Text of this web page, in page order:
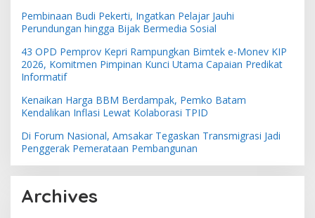
Pembinaan Budi Pekerti, Ingatkan Pelajar Jauhi
Perundungan hingga Bijak Bermedia Sosial
43 OPD Pemprov Kepri Rampungkan Bimtek e-Monev KIP
2026, Komitmen Pimpinan Kunci Utama Capaian Predikat
Informatif
Kenaikan Harga BBM Berdampak, Pemko Batam
Kendalikan Inflasi Lewat Kolaborasi TPID
Di Forum Nasional, Amsakar Tegaskan Transmigrasi Jadi
Penggerak Pemerataan Pembangunan
Archives